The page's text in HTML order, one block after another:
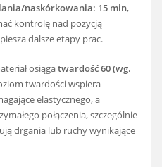
naskórkowania: 15 min,
kontrolę nad pozycją
dalsze etapy prac.
osiągatwardość 60 (wg.
twardości wspiera
elastycznego, a
połączenia, szczególnie
drgania lub ruchy wynikające